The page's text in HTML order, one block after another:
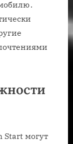
Start могут